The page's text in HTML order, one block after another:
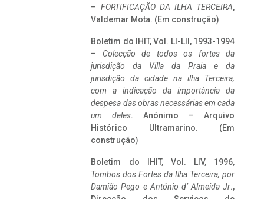
– FORTIFICAÇÃO DA ILHA TERCEIRA,
Valdemar Mota. (Em construção)
Boletim do IHIT, Vol. LI-LII, 1993-1994
– Colecção de todos os fortes da
jurisdição da Villa da Praia e da
jurisdição da cidade na ilha Terceira,
com a indicação da importância da
despesa das obras necessárias em cada
um deles. Anónimo – Arquivo
Histórico Ultramarino. (Em
construção)
Boletim do IHIT, Vol. LIV, 1996,
Tombos dos Fortes da Ilha Terceira, por
Damião Pego e António d’ Almeida Jr.,